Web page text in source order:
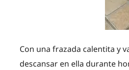
Con una frazada calentita y
descansar en ella durante